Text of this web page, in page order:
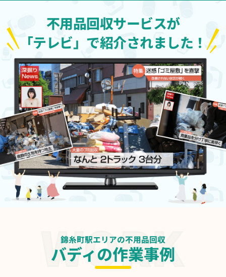
不用品回収サービスが
「テレビ」で紹介されました！
錦糸町駅エリアの不用品回収
バディの作業事例